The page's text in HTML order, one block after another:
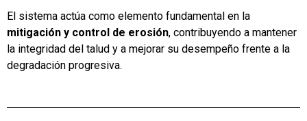
El sistema actúa como elemento fundamental en la
mitigación y control de erosión, contribuyendo a mantener
la integridad del talud y a mejorar su desempeño frente a la
degradación progresiva.